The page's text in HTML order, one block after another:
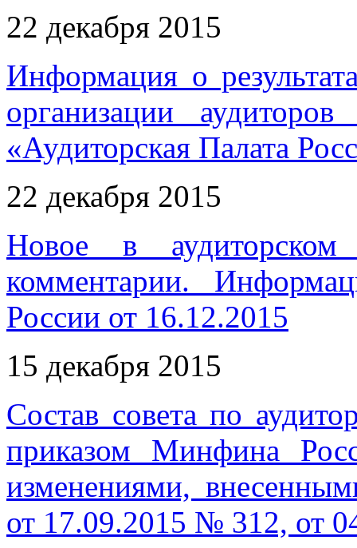
22 декабря 2015
Информация о
организации аудиторов
«Аудиторская Палата
22 декабря 2015
Новое в аудиторском
комментарии.
России от 16.12.2015
15 декабря 2015
Состав совета по
приказом Минфина
изменениями,
от 17.09.2015 № 312, от